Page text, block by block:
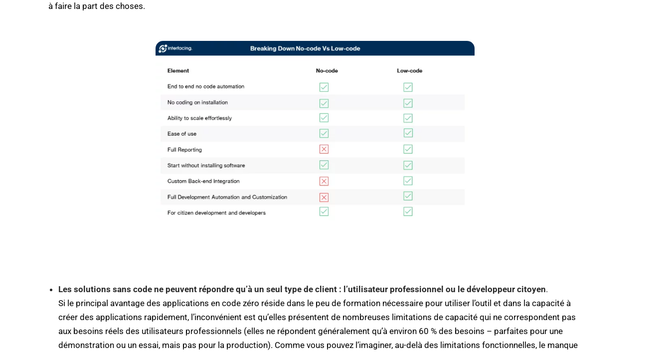
à faire la part des choses.
Les solutions sans code ne peuvent répondre qu’à un seul type de client : l’utilisateur professionnel ou le développeur citoyen.
Si le principal avantage des applications en code zéro réside dans le peu de formation nécessaire pour utiliser l’outil et dans la capacité à
créer des applications rapidement, l’inconvénient est qu’elles présentent de nombreuses limitations de capacité qui ne correspondent pas
aux besoins réels des utilisateurs professionnels (elles ne répondent généralement qu’à environ 60 % des besoins – parfaites pour une
démonstration ou un essai, mais pas pour la production). Comme vous pouvez l’imaginer, au-delà des limitations fonctionnelles, le manque